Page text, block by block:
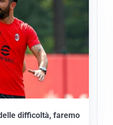
difficoltà, faremo